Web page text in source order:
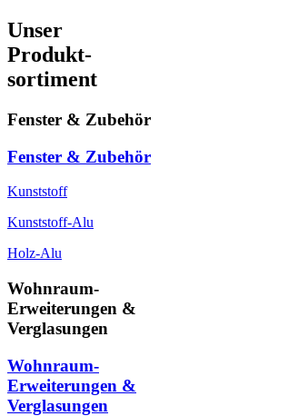
Unser
Produkt-
sortiment
Fenster & Zubehör
Fenster & Zubehör
Kunststoff
Kunststoff-Alu
Holz-Alu
Wohnraum-
Erweiterungen &
Verglasungen
Wohnraum-
Erweiterungen &
Verglasungen